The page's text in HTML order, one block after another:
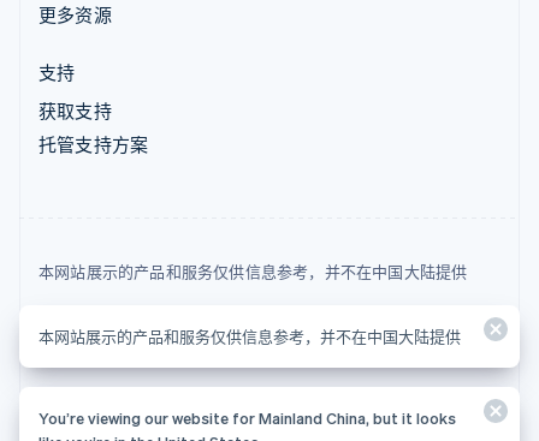
更多资源
支持
获取支持
托管支持方案
本网站展示的产品和服务仅供信息参考，并不在中国大陆提供
© 2026 Stripe, LLC
本网站展示的产品和服务仅供信息参考，并不在中国大陆提供
You’re viewing our website for Mainland China, but it looks